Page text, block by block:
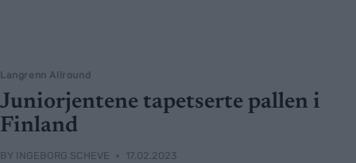
Langrenn Allround
Juniorjentene tapetserte pallen i
Finland
BY INGEBORG SCHEVE 17.02.2023